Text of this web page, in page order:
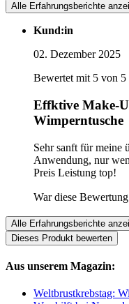
Alle Erfahrungsberichte
Kund:in
02. Dezember 2025
Bewertet mit 5 von 5
Effktive Make-
Wimperntusche
Sehr sanft für meine
Anwendung, nur
Preis Leistung top!
War diese
Alle Erfahrungsberichte
Dieses Produkt bewerten
Aus unserem Magazin:
Weltbrustkrebstag: